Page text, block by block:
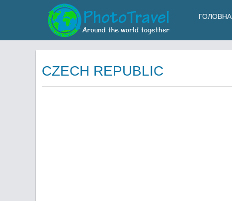
ГОЛОВНА
CZECH REPUBLIC